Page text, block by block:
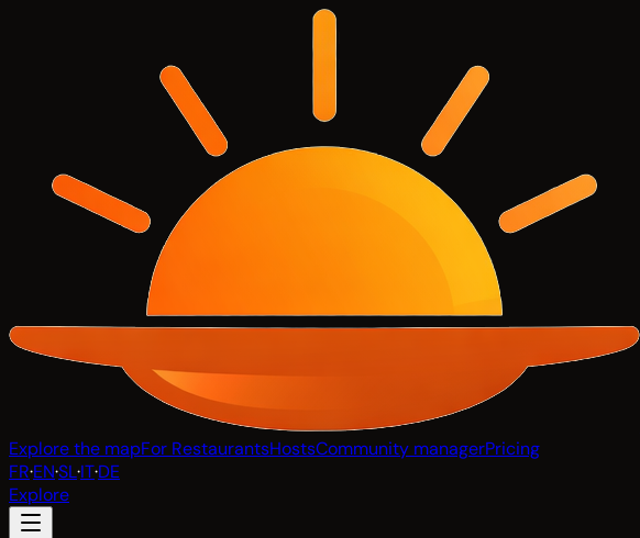
Explore the mapFor RestaurantsHostsCommunity managerPricing
FR·EN·SL·IT·DE
Explore